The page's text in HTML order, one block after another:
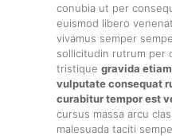
conubia ut per
euismod libero
vivamus semper
sollicitudin rutrum per
tristiquegravida
vulputate consequat
curabitur tempor est
cursus massa arcu
malesuada taciti